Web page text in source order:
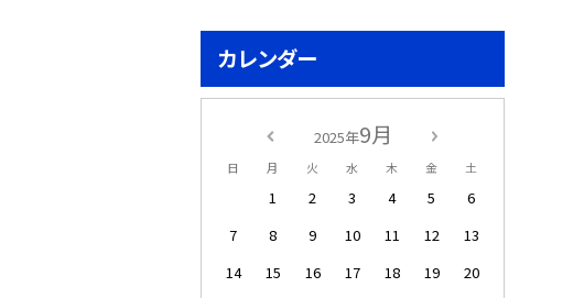
カレンダー
2025年9月
日 月 火 水 木 金 土
1 2 3 4 5
6
7
8 9 10 11 12
13
14
15 16 17 18 19
20